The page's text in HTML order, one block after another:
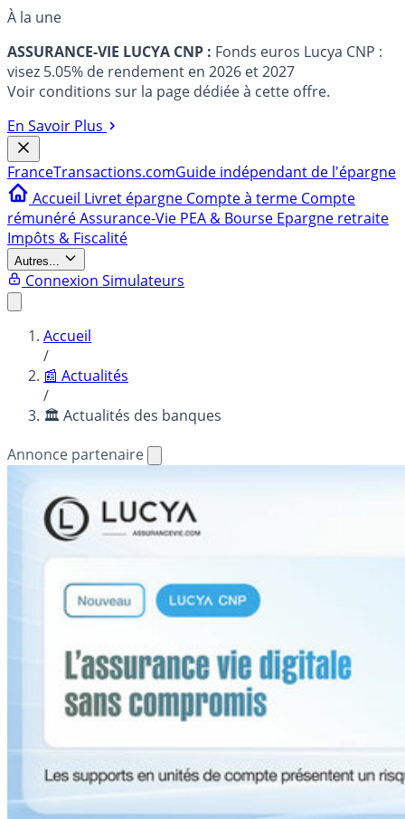
À la une
ASSURANCE-VIE LUCYA CNP : Fonds euros Lucya CNP :
visez 5.05% de rendement en 2026 et 2027
Voir conditions sur la page dédiée à cette offre.
En Savoir Plus
FranceTransactions.comGuide indépendant de l'épargne
Accueil Livret épargne Compte à terme Compte
rémunéréAssurance-Vie PEA & Bourse Epargne retraite
Impôts & Fiscalité
Autres...
Connexion Simulateurs
Accueil
/
📰 Actualités
/
🏛️ Actualités des banques
Annonce partenaire